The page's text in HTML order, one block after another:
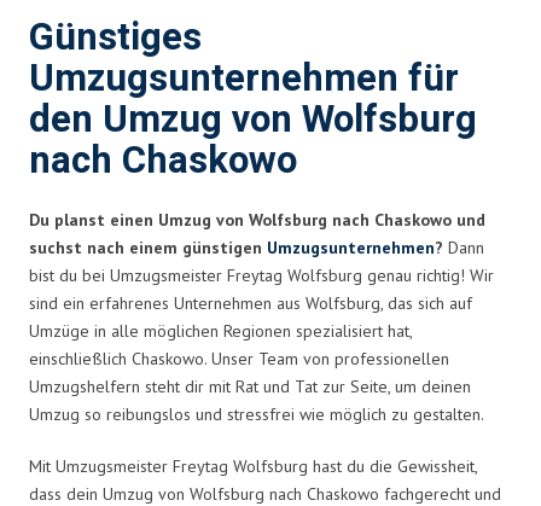
Günstiges
Umzugsunternehmen für
den Umzug von Wolfsburg
nach Chaskowo
Du planst einen Umzug von Wolfsburg nach Chaskowo und
suchst nach einem günstigen Umzugsunternehmen? Dann
bist du bei Umzugsmeister Freytag Wolfsburg genau richtig! Wir
sind ein erfahrenes Unternehmen aus Wolfsburg, das sich auf
Umzüge in alle möglichen Regionen spezialisiert hat,
einschließlich Chaskowo. Unser Team von professionellen
Umzugshelfern steht dir mit Rat und Tat zur Seite, um deinen
Umzug so reibungslos und stressfrei wie möglich zu gestalten.
Mit Umzugsmeister Freytag Wolfsburg hast du die Gewissheit,
dass dein Umzug von Wolfsburg nach Chaskowo fachgerecht und